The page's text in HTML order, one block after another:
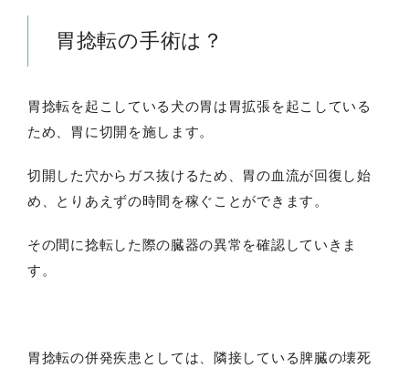
胃捻転の手術は？
胃捻転を起こしている犬の胃は胃拡張を起こしている
ため、胃に切開を施します。
切開した穴からガス抜けるため、胃の血流が回復し始
め、とりあえずの時間を稼ぐことができます。
その間に捻転した際の臓器の異常を確認していきま
す。
胃捻転の併発疾患としては、隣接している脾臓の壊死